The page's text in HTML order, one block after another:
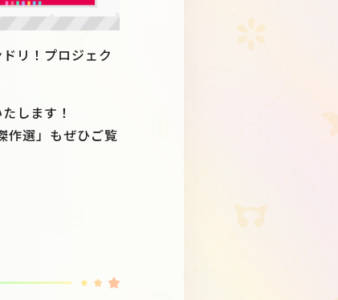
リ！プロジェク
します！
選」もぜひご覧